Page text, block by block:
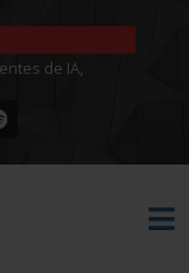
de IA,
